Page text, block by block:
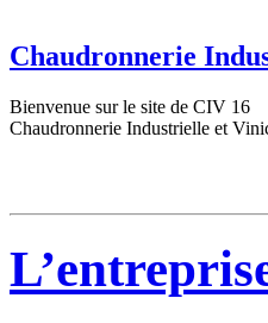
Chaudronnerie
Bienvenue sur le site de CIV 16
Chaudronnerie Industrielle et